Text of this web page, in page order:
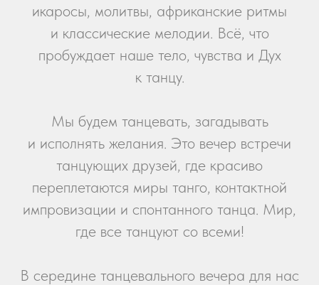
икаросы, молитвы, африканские ритмы
и классические мелодии. Всё, что
пробуждает наше тело, чувства и Дух
к танцу.
Мы будем танцевать, загадывать
и исполнять желания. Это вечер встречи
танцующих друзей, где красиво
переплетаются миры танго, контактной
импровизации и спонтанного танца. Мир,
где все танцуют со всеми!
В середине танцевального вечера для нас